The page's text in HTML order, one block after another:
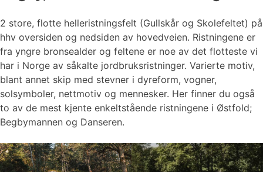
2 store, flotte helleristningsfelt (Gullskår og Skolefeltet) på
hhv oversiden og nedsiden av hovedveien. Ristningene er
fra yngre bronsealder og feltene er noe av det flotteste vi
har i Norge av såkalte jordbruksristninger. Varierte motiv,
blant annet skip med stevner i dyreform, vogner,
solsymboler, nettmotiv og mennesker. Her finner du også
to av de mest kjente enkeltstående ristningene i Østfold;
Begbymannen og Danseren.